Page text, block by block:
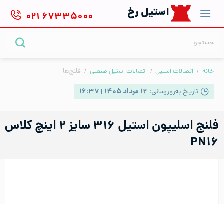
content
استیل رخ ۰۲۱ ۶۷۳۳۵۰۰۰
خانه / اتصالات استیل / اتصالات استیل صنعتی / فلنج‌ها
تاریخ به‌روزرسانی: ۱۲ مرداد ۱۴۰۵ | ۱۶:۳۷
فلنج اسلیپون استیل ۳۱۶ سایز ۲ اینچ کلاس
PN۱۶